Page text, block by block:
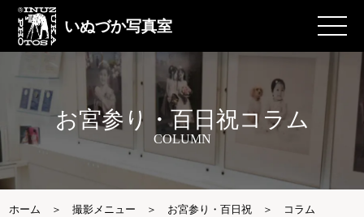
いぬづか写真室
お宮参り・百日祝コラム
COLUMN
ホーム 撮影メニュー お宮参り・百日祝 コラム